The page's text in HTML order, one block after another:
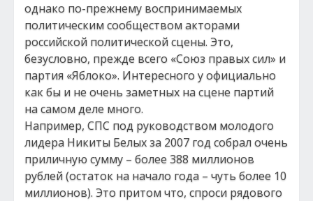
однако по-прежнему воспринимаемых
политическим сообществом акторами
российской политической сцены. Это,
безусловно, прежде всего «Союз правых сил» и
партия «Яблоко». Интересного у официально
как бы и не очень заметных на сцене партий
на самом деле много.
Например, СПС под руководством молодого
лидера Никиты Белых за 2007 год собрал очень
приличную сумму – более 388 миллионов
рублей (остаток на начало года – чуть более 10
миллионов). Это притом что, спроси рядового